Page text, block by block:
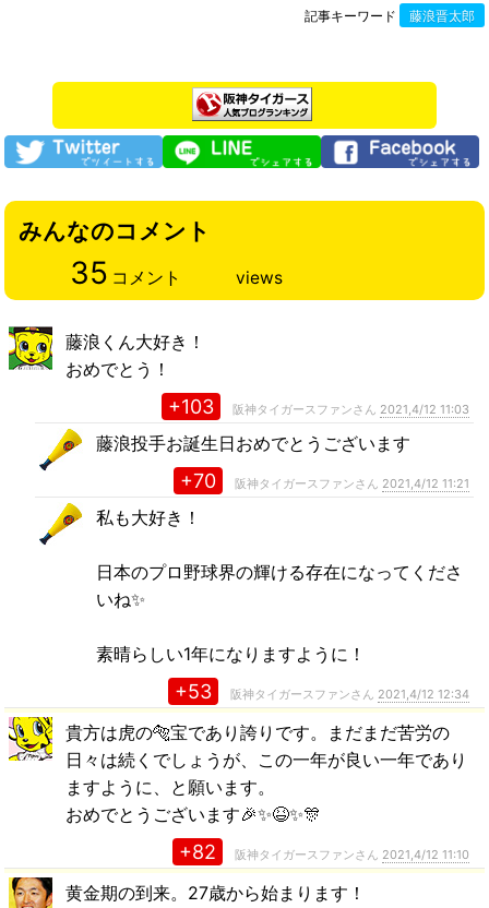
記事キーワード 藤浪晋太郎
みんなのコメント
35 コメント views
藤浪くん大好き！
おめでとう！
+103 阪神タイガースファンさん 2021,4/12 11:03
藤浪投手お誕生日おめでとうございます
+70 阪神タイガースファンさん 2021,4/12 11:21
私も大好き！
日本のプロ野球界の輝ける存在になってくださ
いね✨
素晴らしい1年になりますように！
+53 阪神タイガースファンさん 2021,4/12 12:34
貴方は虎の🐅宝であり誇りです。まだまだ苦労の
日々は続くでしょうが、この一年が良い一年であり
ますように、と願います。
おめでとうございます🎉✨😆✨🎊
+82 阪神タイガースファンさん 2021,4/12 11:10
黄金期の到来。27歳から始まります！